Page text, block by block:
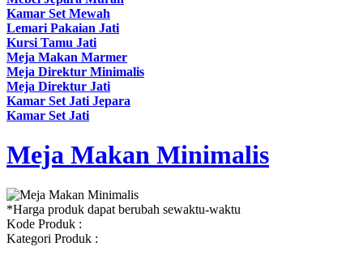
Kamar Set Mewah
Lemari Pakaian Jati
Kursi Tamu Jati
Meja Makan Marmer
Meja Direktur Minimalis
Meja Direktur Jati
Kamar Set Jati Jepara
Kamar Set Jati
Meja Makan Minimalis
*Harga produk dapat berubah sewaktu-waktu
Kode Produk :
Kategori Produk :